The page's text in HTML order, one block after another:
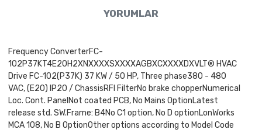
YORUMLAR
Frequency ConverterFC-
102P37KT4E20H2XNXXXXSXXXXAGBXCXXXXDXVLT® HVAC
Drive FC-102(P37K) 37 KW / 50 HP, Three phase380 - 480
VAC, (E20) IP20 / ChassisRFI FilterNo brake chopperNumerical
Loc. Cont. PanelNot coated PCB, No Mains OptionLatest
release std. SW.Frame: B4No C1 option, No D optionLonWorks
MCA 108, No B OptionOther options according to Model Code